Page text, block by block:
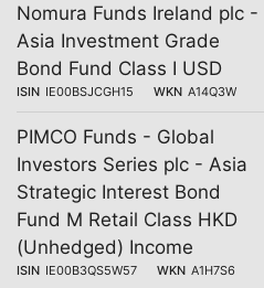
Nomura Funds Ireland plc -
Asia Investment Grade
Bond Fund Class I USD
ISIN IE00BSJCGH15 WKN A14Q3W
PIMCO Funds - Global
Investors Series plc - Asia
Strategic Interest Bond
Fund M Retail Class HKD
(Unhedged) Income
ISIN IE00B3QS5W57 WKN A1H7S6